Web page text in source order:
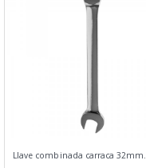
Llave combinada carraca 32mm.